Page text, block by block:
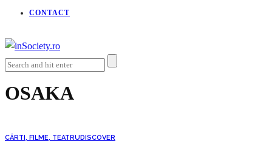
CONTACT
OSAKA
CĂRTI, FILME, TEATRUDISCOVER